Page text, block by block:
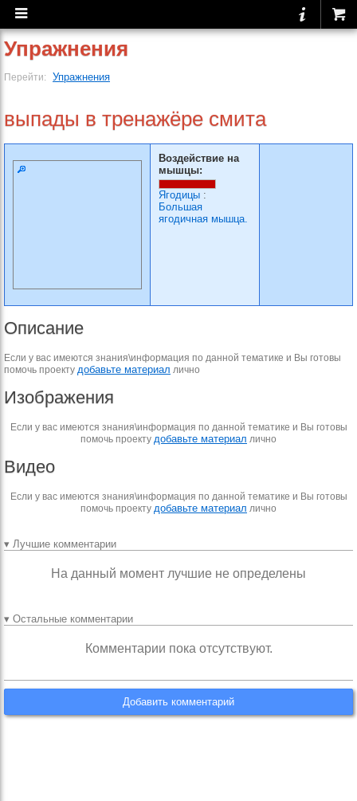
Упражнения
Перейти: Упражнения
выпады в тренажёре смита
Воздействие на
мышцы:
Ягодицы :
Большая
ягодичная мышца.
Описание
Если у вас имеются знания\информация по данной тематике и Вы готовы
помочь проекту добавьте материал лично
Изображения
Если у вас имеются знания\информация по данной тематике и Вы готовы
помочь проекту добавьте материал лично
Видео
Если у вас имеются знания\информация по данной тематике и Вы готовы
помочь проекту добавьте материал лично
▾ Лучшие комментарии
На данный момент лучшие не определены
▾ Остальные комментарии
Комментарии пока отсутствуют.
Добавить комментарий